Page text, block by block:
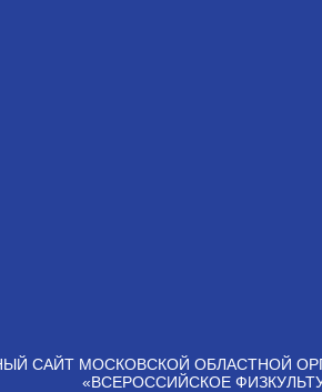
САЙТ МОСКОВСКОЙ ОБЛАСТНОЙ
«ВСЕРОССИЙСКОЕ